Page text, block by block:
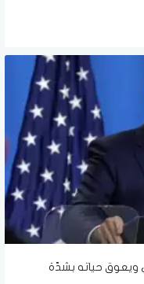
ويعوق حياته بشدّة